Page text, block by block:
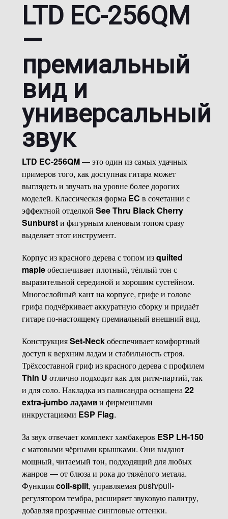
LTD EC-256QM
—
премиальный
вид и
универсальный
звук
LTD EC-256QM— это один из самых удачных
примеров того, как доступная гитара может
выглядеть и звучать на уровне более дорогих
моделей. Классическая форма EC в сочетании с
эффектной отделкой See Thru Black Cherry
Sunburstи фигурным кленовым топом сразу
выделяет этот инструмент.
Корпус из красного дерева с топом изquilted
mapleобеспечивает плотный, тёплый тон с
выразительной серединой и хорошим сустейном.
Многослойный кант на корпусе, грифе и голове
грифа подчёркивает аккуратную сборку и придаёт
гитаре по-настоящему премиальный внешний вид.
КонструкцияSet-Neckобеспечивает комфортный
доступ к верхним ладам и стабильность строя.
Трёхсоставной гриф из красного дерева с профилем
Thin U отлично подходит как для ритм-партий, так
и для соло. Накладка из палисандра оснащена22
extra-jumbo ладамии фирменными
инкрустациями ESP Flag.
За звук отвечает комплект хамбакеров ESP LH-150
с матовыми чёрными крышками. Они выдают
мощный, читаемый тон, подходящий для любых
жанров — от блюза и рока до тяжёлого метала.
Функцияcoil-split, управляемая push/pull-
регулятором тембра, расширяет звуковую палитру,
добавляя прозрачные сингловые оттенки.